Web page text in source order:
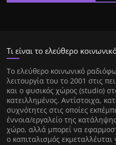
Τι είναι το ελεύθερο
Tο ελεύθερο κοινωνικό
λειτουργία του το 2001 στις
και ο φυσικός χώρος (studio)
κατειλλημένος. Αντίστοιχα,
συχνότητες στις οποίες
έννοια/εργαλείο της
χώρο, αλλά μπορεί να
ο καπιταλισμός